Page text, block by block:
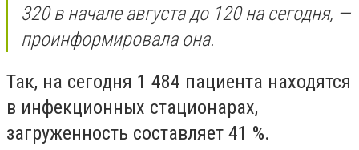
320 в начале августа до 120 на сегодня, —
проинформировала она.
Так, на сегодня 1 484 пациента находятся
в инфекционных стационарах,
загруженность составляет 41 %.